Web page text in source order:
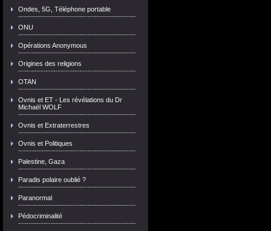
Ondes, 5G, Téléphone portable
ONU
Opérations Anonymous
Origines des religions
OTAN
Ovnis et ET - Les révélations du Dr
Michaël WOLF
Ovnis et Extraterrestres
Ovnis et Politiques
Palestine, Gaza
Paradis polaire oublié ?
Paranormal
Pédocriminalité